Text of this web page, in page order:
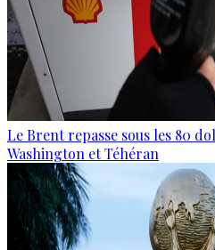
Le Brent repasse sous les 80
Washington et Téhéran